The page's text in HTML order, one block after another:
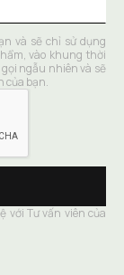
và sẽ chỉ sử dụng
vào khung thời
ngẫu nhiên và sẽ
của bạn.
với Tư vấn viên của